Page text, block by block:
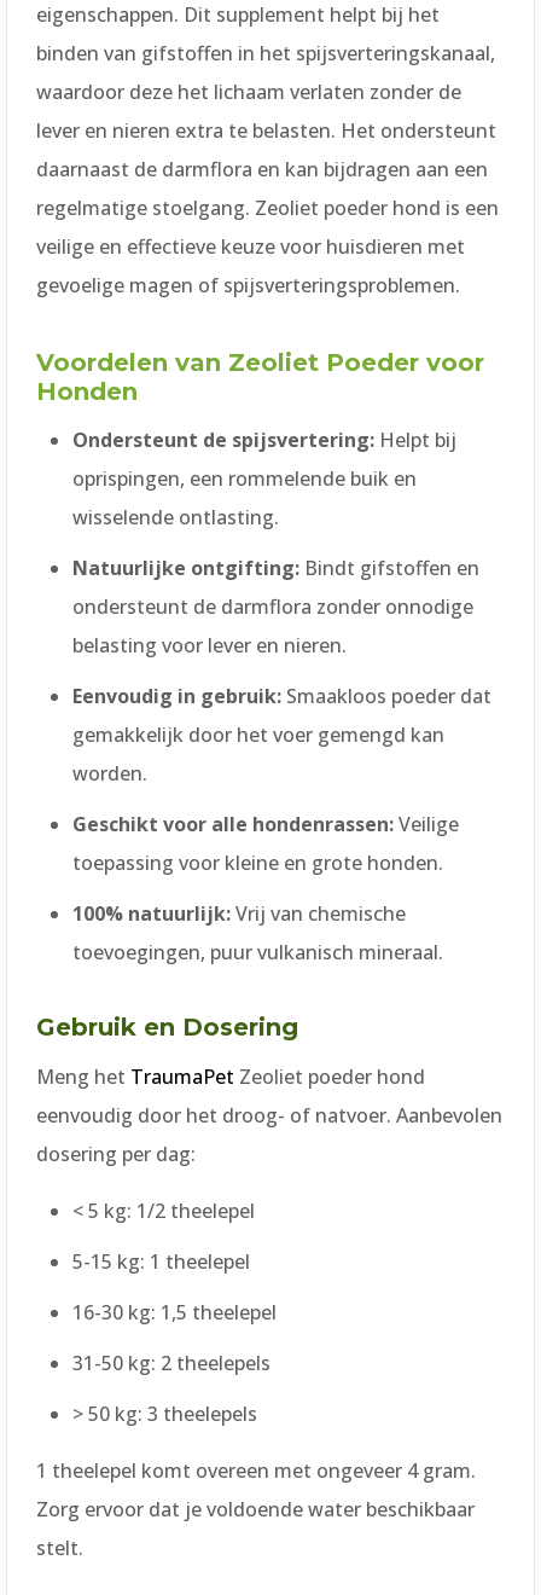
eigenschappen. Dit supplement helpt bij het
binden van gifstoffen in het spijsverteringskanaal,
waardoor deze het lichaam verlaten zonder de
lever en nieren extra te belasten. Het ondersteunt
daarnaast de darmflora en kan bijdragen aan een
regelmatige stoelgang. Zeoliet poeder hond is een
veilige en effectieve keuze voor huisdieren met
gevoelige magen of spijsverteringsproblemen.
Voordelen van Zeoliet Poeder voor
Honden
Ondersteunt de spijsvertering:Helpt bij
oprispingen, een rommelende buik en
wisselende ontlasting.
Natuurlijke ontgifting:Bindt gifstoffen en
ondersteunt de darmflora zonder onnodige
belasting voor lever en nieren.
Eenvoudig in gebruik:Smaakloos poeder dat
gemakkelijk door het voer gemengd kan
worden.
Geschikt voor alle hondenrassen:Veilige
toepassing voor kleine en grote honden.
100% natuurlijk:Vrij van chemische
toevoegingen, puur vulkanisch mineraal.
Gebruik en Dosering
Meng het TraumaPet Zeoliet poeder hond
eenvoudig door het droog- of natvoer. Aanbevolen
dosering per dag:
< 5 kg: 1/2 theelepel
5-15 kg: 1 theelepel
16-30 kg: 1,5 theelepel
31-50 kg: 2 theelepels
> 50 kg: 3 theelepels
1 theelepel komt overeen met ongeveer 4 gram.
Zorg ervoor dat je voldoende water beschikbaar
stelt.